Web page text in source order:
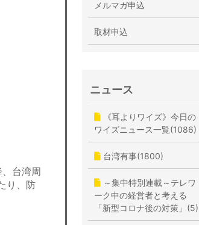
台湾周
り、防
メルマガ申込
取材申込
ニュース
《耳よりワイズ》今日の
ワイズニュース一覧(1086)
台湾有事(1800)
～集中特別連載～テレワ
ーク中の経営者と考える
「新型コロナ後の対策」(5)